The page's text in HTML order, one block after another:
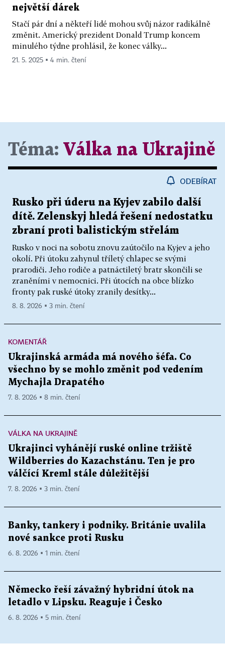
největší dárek
Stačí pár dní a někteří lidé mohou svůj názor radikálně
změnit. Americký prezident Donald Trump koncem
minulého týdne prohlásil, že konec války...
21. 5. 2025 ▪ 4 min. čtení
Téma: Válka na Ukrajině
ODEBÍRAT
Rusko při úderu na Kyjev zabilo další
dítě. Zelenskyj hledá řešení nedostatku
zbraní proti balistickým střelám
Rusko v noci na sobotu znovu zaútočilo na Kyjev a jeho
okolí. Při útoku zahynul tříletý chlapec se svými
prarodiči. Jeho rodiče a patnáctiletý bratr skončili se
zraněními v nemocnici. Při útocích na obce blízko
fronty pak ruské útoky zranily desítky...
8. 8. 2026 ▪ 3 min. čtení
KOMENTÁŘ
Ukrajinská armáda má nového šéfa. Co
všechno by se mohlo změnit pod vedením
Mychajla Drapatého
7. 8. 2026 ▪ 8 min. čtení
VÁLKA NA UKRAJINĚ
Ukrajinci vyhánějí ruské online tržiště
Wildberries do Kazachstánu. Ten je pro
válčící Kreml stále důležitější
7. 8. 2026 ▪ 3 min. čtení
Banky, tankery i podniky. Británie uvalila
nové sankce proti Rusku
6. 8. 2026 ▪ 1 min. čtení
Německo řeší závažný hybridní útok na
letadlo v Lipsku. Reaguje i Česko
6. 8. 2026 ▪ 5 min. čtení